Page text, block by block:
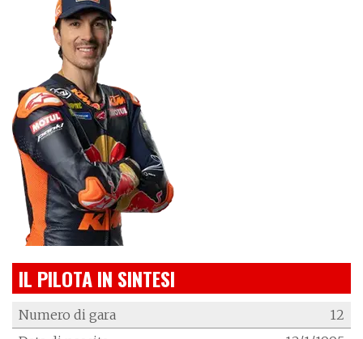
IL PILOTA IN SINTESI
Numero di gara
12